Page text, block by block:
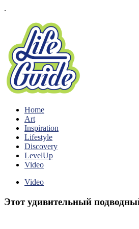
.
Home
Art
Inspiration
Lifestyle
Discovery
LevelUp
Video
Video
Этот удивительный